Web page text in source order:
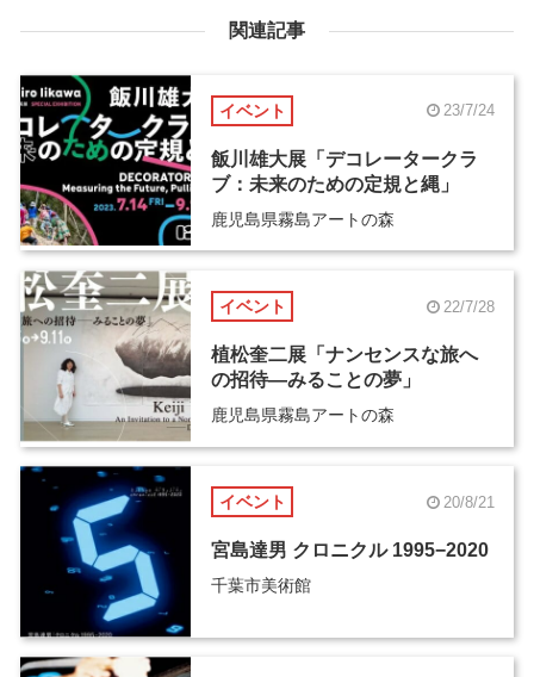
関連記事
イベント 23/7/24
飯川雄大展「デコレータークラ
ブ：未来のための定規と縄」
鹿児島県霧島アートの森
イベント 22/7/28
植松奎二展「ナンセンスな旅へ
の招待―みることの夢」
鹿児島県霧島アートの森
イベント 20/8/21
宮島達男 クロニクル 1995−2020
千葉市美術館